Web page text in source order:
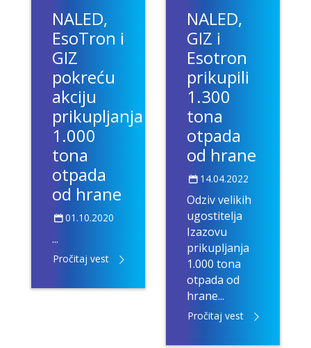
NALED,
EsoTron i
GIZ
pokreću
akciju
prikupljanja
1.000
tona
otpada
od hrane
01.10.2020
...
Pročitaj vest
NALED,
GIZ i
Esotron
prikupili
1.300
tona
otpada
od hrane
14.04.2022
Odziv velikih
ugostitelja
Izazovu
prikupljanja
1.000 tona
otpada od
hrane...
Pročitaj vest